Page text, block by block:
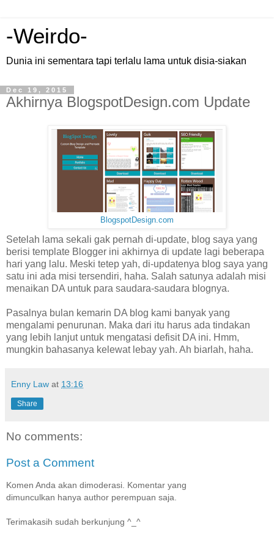
-Weirdo-
Dunia ini sementara tapi terlalu lama untuk disia-siakan
Dec 19, 2015
Akhirnya BlogspotDesign.com Update
BlogspotDesign.com
Setelah lama sekali gak pernah di-update, blog saya yang
berisi template Blogger ini akhirnya di update lagi beberapa
hari yang lalu. Meski tetep yah, di-updatenya blog saya yang
satu ini ada misi tersendiri, haha. Salah satunya adalah misi
menaikan DA untuk para saudara-saudara blognya.
Pasalnya bulan kemarin DA blog kami banyak yang
mengalami penurunan. Maka dari itu harus ada tindakan
yang lebih lanjut untuk mengatasi defisit DA ini. Hmm,
mungkin bahasanya kelewat lebay yah. Ah biarlah, haha.
Enny Law at 13:16
Share
No comments:
Post a Comment
Komen Anda akan dimoderasi. Komentar yang
dimunculkan hanya author perempuan saja.
Terimakasih sudah berkunjung ^_^